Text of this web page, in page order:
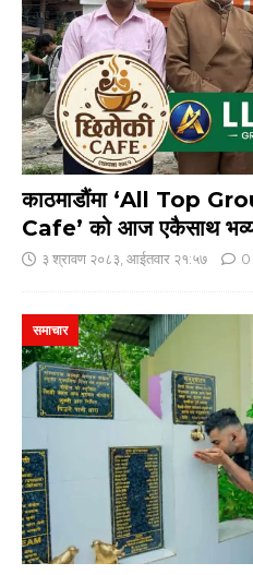
काठमाडौंमा ‘All Top
Cafe’ को आज एकैसाथ
३ श्रावण २०८३, आईतवार २१:५७ 0
समाचार